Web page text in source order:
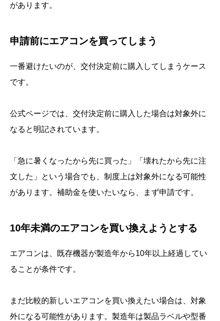
があります。
申請前にエアコンを買ってしまう
一番避けたいのが、交付決定前に購入してしまうケース
です。
公式ページでは、交付決定前に購入した場合は対象外に
なると明記されています。
「急に暑くなったから先に買った」「壊れたから先に注
文した」という場合でも、制度上は対象外になる可能性
があります。補助金を使いたいなら、まず申請です。
10年未満のエアコンを買い換えようとする
エアコンは、既存機器が製造年から10年以上経過してい
ることが条件です。
まだ比較的新しいエアコンを買い換えたい場合は、対象
外になる可能性があります。製造年は製品ラベルや型番